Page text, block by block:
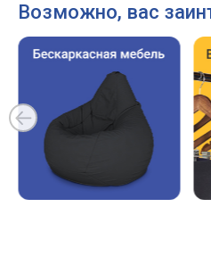
Возможно, вас